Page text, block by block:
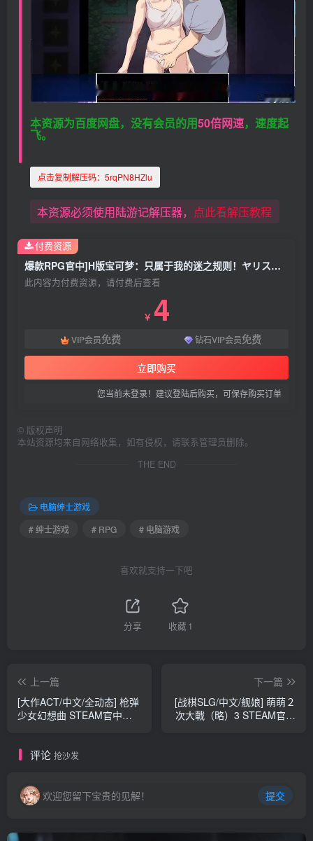
本资源为百度网盘，没有会员的用50倍网速，速度起
飞。
点击复制解压码： 5rqPN8HZlu
本资源必须使用陆游记解压器， 点此看解压教程
爆款RPG官中]H版宝可梦：只属于我的迷之规则！ヤリステメスブター ボクだけの謎ルール! V1.16+DLC-V2.15[电脑2.81G]
此内容为付费资源，请付费后查看
￥ 4
VIP会员免费 钻石VIP会员免费
立即购买
您当前未登录！建议登陆后购买，可保存购买订单
付费资源
© 版权声明
本站资源均来自网络收集，如有侵权，请联系管理员删除。
THE END
电脑绅士游戏
# 绅士游戏
# RPG # 电脑游戏
喜欢就支持一下吧
分享 收藏 1
上一篇
[大作ACT/中文/全动态] 枪弹
少女幻想曲 STEAM官中破
下一篇
[战棋SLG/中文/舰娘] 萌萌２
次大戰（略）3 STEAM官中
评论 抢沙发
欢迎您留下宝贵的见解！ 提交